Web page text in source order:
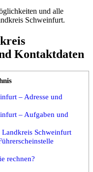
und alle
Schweinfurt.
Kontaktdaten
– Adresse und
– Aufgaben und
Schweinfurt
rechnen?